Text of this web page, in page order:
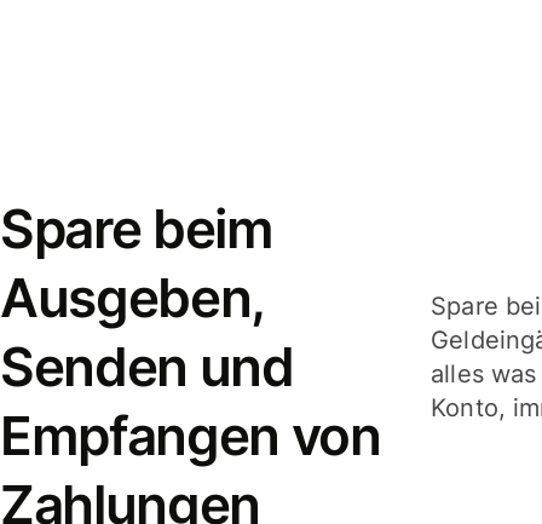
Spare beim
Ausgeben,
Senden und
Empfangen von
Zahlungen
Spare
alles
Konto,